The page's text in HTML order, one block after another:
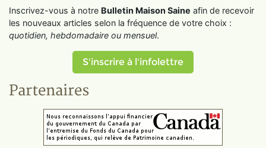
Inscrivez-vous à notre Bulletin Maison Saine afin de recevoir
les nouveaux articles selon la fréquence de votre choix :
quotidien, hebdomadaire ou mensuel.
S'inscrire à l'infolettre
Partenaires